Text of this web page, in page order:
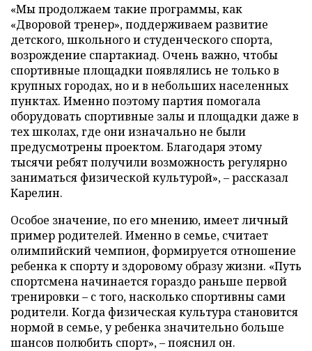
«Мы продолжаем такие программы, как
«Дворовой тренер», поддерживаем развитие
детского, школьного и студенческого спорта,
возрождение спартакиад. Очень важно, чтобы
спортивные площадки появлялись не только в
крупных городах, но и в небольших населенных
пунктах. Именно поэтому партия помогала
оборудовать спортивные залы и площадки даже в
тех школах, где они изначально не были
предусмотрены проектом. Благодаря этому
тысячи ребят получили возможность регулярно
заниматься физической культурой», – рассказал
Карелин.
Особое значение, по его мнению, имеет личный
пример родителей. Именно в семье, считает
олимпийский чемпион, формируется отношение
ребенка к спорту и здоровому образу жизни. «Путь
спортсмена начинается гораздо раньше первой
тренировки – с того, насколько спортивны сами
родители. Когда физическая культура становится
нормой в семье, у ребенка значительно больше
шансов полюбить спорт», – пояснил он.